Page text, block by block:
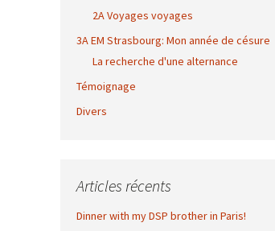
2A Voyages voyages
3A EM Strasbourg: Mon année de césure
La recherche d'une alternance
Témoignage
Divers
Articles récents
Dinner with my DSP brother in Paris!